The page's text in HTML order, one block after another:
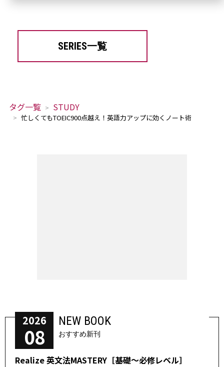
SERIES一覧
タグ一覧 STUDY
忙しくてもTOEIC900点越え！英語力アップに効くノート術
2026
08
NEW BOOK
おすすめ新刊
Realize 英文法MASTERY［基礎～必修レベル］